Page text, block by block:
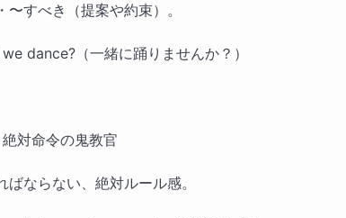
〜すべき（提案や約束）。
dance?（一緒に踊りませんか？）
対命令の鬼教官
ばならない、絶対ルール感。